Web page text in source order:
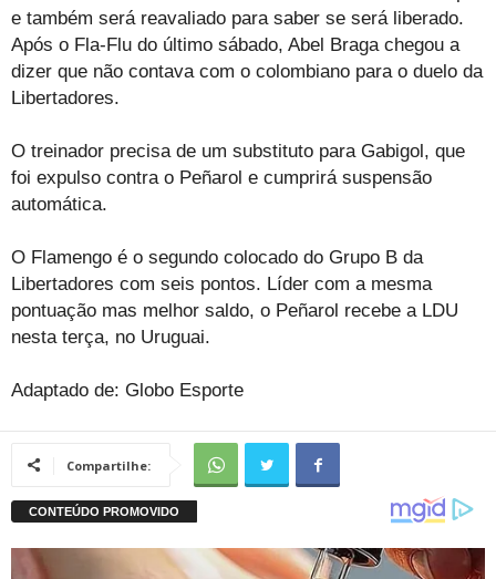
e também será reavaliado para saber se será liberado.
Após o Fla-Flu do último sábado, Abel Braga chegou a
dizer que não contava com o colombiano para o duelo da
Libertadores.
O treinador precisa de um substituto para Gabigol, que
foi expulso contra o Peñarol e cumprirá suspensão
automática.
O Flamengo é o segundo colocado do Grupo B da
Libertadores com seis pontos. Líder com a mesma
pontuação mas melhor saldo, o Peñarol recebe a LDU
nesta terça, no Uruguai.
Adaptado de: Globo Esporte
Compartilhe: